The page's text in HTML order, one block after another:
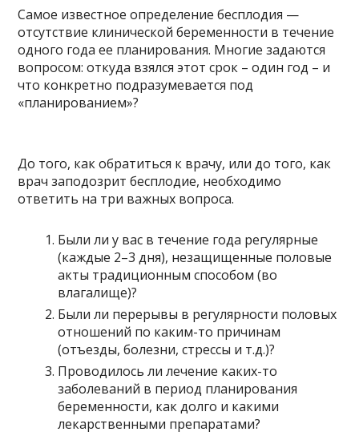
Самое известное определение бесплодия —
отсутствие клинической беременности в течение
одного года ее планирования. Многие задаются
вопросом: откуда взялся этот срок – один год – и
что конкретно подразумевается под
«планированием»?
До того, как обратиться к врачу, или до того, как
врач заподозрит бесплодие, необходимо
ответить на три важных вопроса.
Были ли у вас в течение года регулярные
(каждые 2–3 дня), незащищенные половые
акты традиционным способом (во
влагалище)?
Были ли перерывы в регулярности половых
отношений по каким-то причинам
(отъезды, болезни, стрессы и т.д.)?
Проводилось ли лечение каких-то
заболеваний в период планирования
беременности, как долго и какими
лекарственными препаратами?